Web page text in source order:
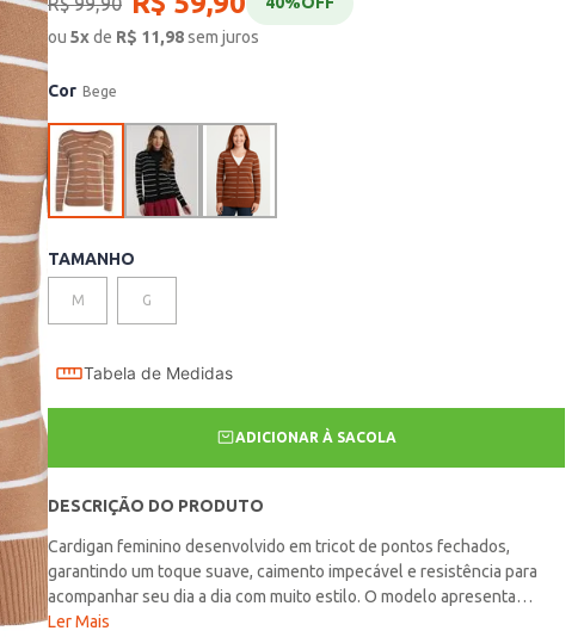
ou5xde R$ 11,98sem juros
Cor Bege
TAMANHO
M G
Tabela de Medidas
ADICIONAR À SACOLA
DESCRIÇÃO DO PRODUTO
Cardigan feminino desenvolvido em tricot de pontos fechados,
garantindo um toque suave, caimento impecável e resistência para
acompanhar seu dia a dia com muito estilo. O modelo apresenta
decote V, mangas longas com punho, fechamento frontal por botões
Ler Mais